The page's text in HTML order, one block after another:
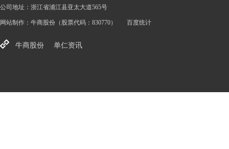
公司地址：浙江省浦江县亚太大道565号
网站制作： 牛商股份 （股票代码：830770） 百度统计
牛商股份 单仁资讯